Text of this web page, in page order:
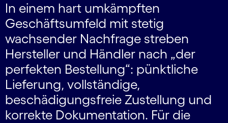
In einem hart umkämpften
Geschäftsumfeld mit stetig
wachsender Nachfrage streben
Hersteller und Händler nach „der
perfekten Bestellung“: pünktliche
Lieferung, vollständige,
beschädigungsfreie Zustellung und
korrekte Dokumentation. Für die